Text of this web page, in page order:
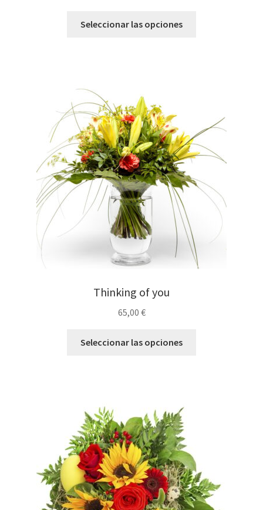
Seleccionar las opciones
Thinking of you
65,00 €
Seleccionar las opciones